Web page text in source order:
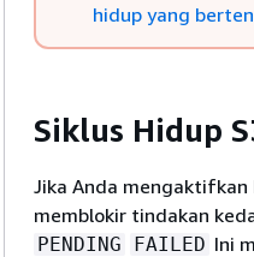
hidup yang
Siklus Hidup
Jika Anda mengaktifkan
memblokir tindakan
PENDING FAILED Ini